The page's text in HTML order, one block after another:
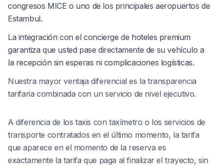
congresos MICE o uno de los principales aeropuertos de
Estambul.
La integración con el concierge de hoteles premium
garantiza que usted pase directamente de su vehículo a
la recepción sin esperas ni complicaciones logísticas.
Nuestra mayor ventaja diferencial es la transparencia
tarifaria combinada con un servicio de nivel ejecutivo.
A diferencia de los taxis con taxímetro o los servicios de
transporte contratados en el último momento, la tarifa
que aparece en el momento de la reserva es
exactamente la tarifa que paga al finalizar el trayecto, sin